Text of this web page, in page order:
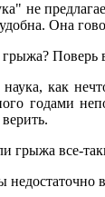
не
Она
Поверь
как
годами
грыжа все-
недостаточно